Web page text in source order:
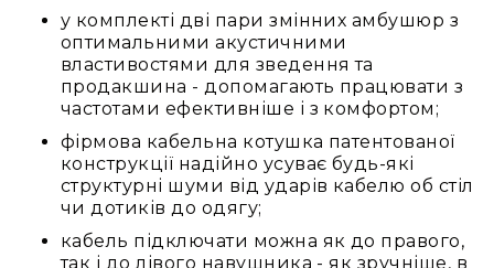
у комплекті дві пари змінних амбушюр з
оптимальними акустичними
властивостями для зведення та
продакшина - допомагають працювати з
частотами ефективніше і з комфортом;
фірмова кабельна котушка патентованої
конструкції надійно усуває будь-які
структурні шуми від ударів кабелю об стіл
чи дотиків до одягу;
кабель підключати можна як до правого,
так і до лівого навушника - як зручніше, в